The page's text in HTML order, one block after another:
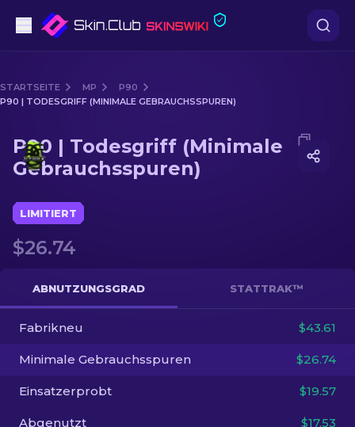
Mittelklasse
Gewehr
Messer
Kisten
DE
STARTSEITE MP
P90
P90 | TODESGRIFF (MINIMALE GEBRAUCHSSPUREN)
Media of P90 | Todesgriff (Minimale
P90 | Todesgriff (Minimale
Gebrauchsspuren)
LIMITIERT
$26.74
ABNUTZUNGSGRAD STATTRAK™
Fabrikneu $43.61
Minimale Gebrauchsspuren $26.74
Einsatzerprobt $19.57
Abgenutzt $17.53